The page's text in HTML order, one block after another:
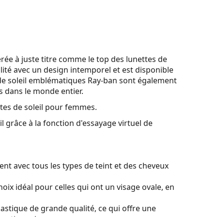
à juste titre comme le top des lunettes de
avec un design intemporel et est disponible
soleil emblématiques Ray-ban sont également
dans le monde entier.
de soleil pour femmes.
grâce à la fonction d'essayage virtuel de
avec tous les types de teint et des cheveux
idéal pour celles qui ont un visage ovale, en
de grande qualité, ce qui offre une